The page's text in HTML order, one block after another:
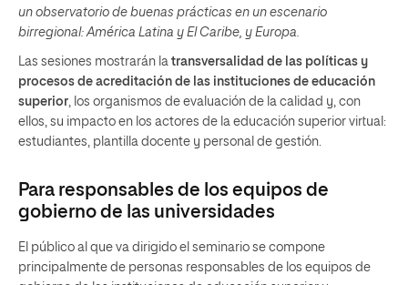
un observatorio de buenas prácticas en un escenario
birregional: América Latina y El Caribe, y Europa.
Las sesiones mostrarán la transversalidad de las políticas y
procesos de acreditación de las instituciones de educación
superior, los organismos de evaluación de la calidad y, con
ellos, su impacto en los actores de la educación superior virtual:
estudiantes, plantilla docente y personal de gestión.
Para responsables de los equipos de
gobierno de las universidades
El público al que va dirigido el seminario se compone
principalmente de personas responsables de los equipos de